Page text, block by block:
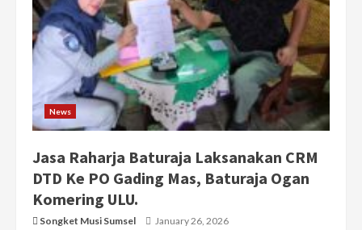
News
Jasa Raharja Baturaja Laksanakan CRM
DTD Ke PO Gading Mas, Baturaja Ogan
Komering ULU.
Songket Musi Sumsel January 26, 2026